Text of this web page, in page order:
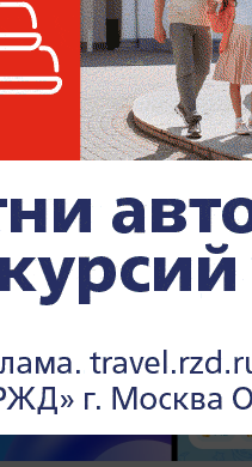
шести человек. Как
сома, и при
о том, чем живёт